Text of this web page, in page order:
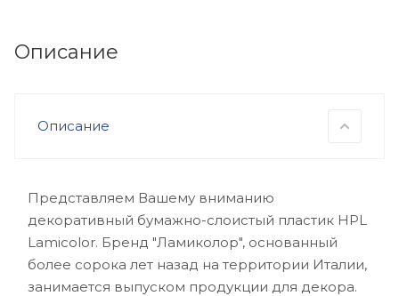
Описание
Описание
Представляем Вашему вниманию
декоративный бумажно-слоистый пластик HPL
Lamicolor. Бренд "Ламиколор", основанный
более сорока лет назад на территории Италии,
занимается выпуском продукции для декора.